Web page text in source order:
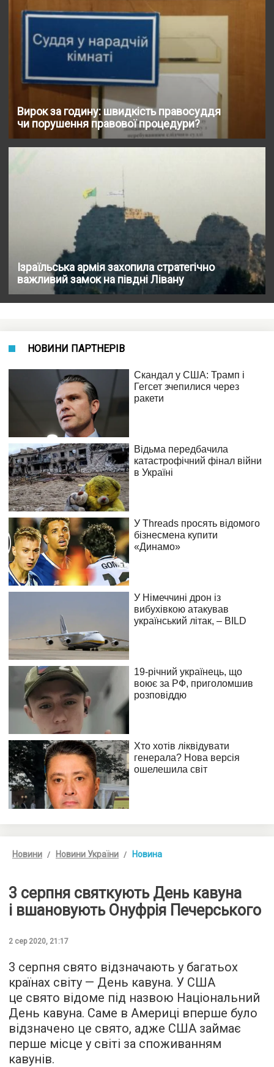
Вирок за годину: швидкість правосуддя
чи порушення правової процедури?
Ізраїльська армія захопила стратегічно
важливий замок на півдні Лівану
НОВИНИ ПАРТНЕРІВ
Новини Новини України Новина
3 серпня святкують День кавуна
і вшановують Онуфрія Печерського
2 сер 2020, 21:17
3 серпня свято відзначають у багатьох
країнах світу — День кавуна. У США
це свято відоме під назвою Національний
День кавуна. Саме в Америці вперше було
відзначено це свято, адже США займає
перше місце у світі за споживанням
кавунів.